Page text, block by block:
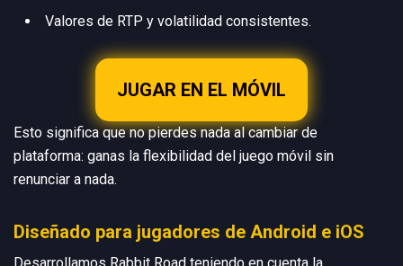
Valores de RTP y volatilidad consistentes.
JUGAR EN EL MÓVIL
Esto significa que no pierdes nada al cambiar de
plataforma: ganas la flexibilidad del juego móvil sin
renunciar a nada.
Diseñado para jugadores de Android e iOS